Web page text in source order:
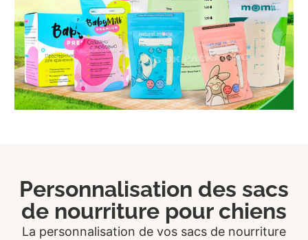
Personnalisation des sacs
de nourriture pour chiens
La personnalisation de vos sacs de nourriture